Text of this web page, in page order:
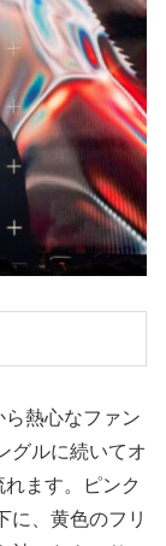
熱心なファン
グルに続いてオ
ます。ピンク
に、黄色のフリ